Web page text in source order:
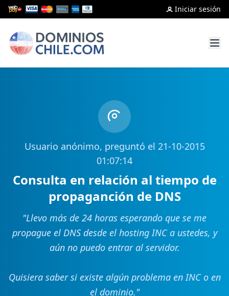
Iniciar sesión
Usuario anónimo, preguntó el 21-10-2015
01:07:14
Consulta en relación al tiempo de
propaganción de DNS
"Llevo más de 24 horas esperando que se me
propague el DNS desde el hosting INC a ustedes, y
aún no puedo entrar al servidor.
Quisiera saber si existe algún problema en INC o en
el dominio."